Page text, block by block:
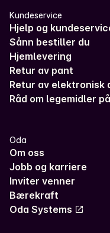
Kundeservice
Hjelp og
Sånn bestiller du
Hjemlevering
Retur av pant
Retur av elektronisk
Råd om legemidler
Oda
Om oss
Jobb og karriere
Inviter venner
Bærekraft
Oda Systems